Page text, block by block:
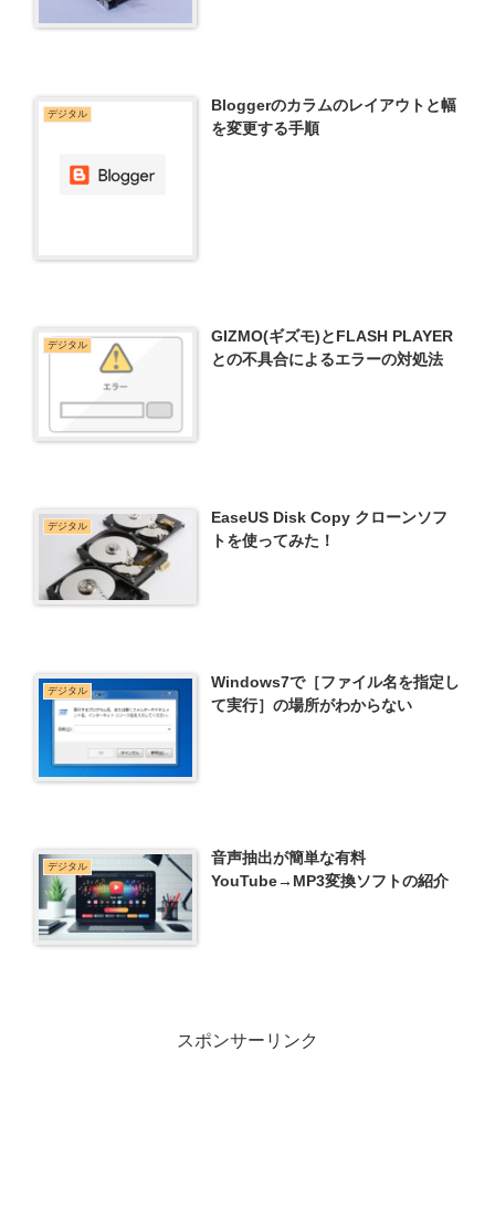
デジタル
Bloggerのカラムのレイアウトと幅
を変更する手順
デジタル
GIZMO(ギズモ)とFLASH PLAYER
との不具合によるエラーの対処法
デジタル
EaseUS Disk Copy クローンソフ
トを使ってみた！
デジタル
Windows7で［ファイル名を指定し
て実行］の場所がわからない
デジタル
音声抽出が簡単な有料
YouTube→MP3変換ソフトの紹介
スポンサーリンク